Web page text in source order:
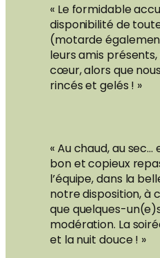
« Le formidable
disponibilité de
(motarde
leurs amis
cœur, alors que
rincés et gelés ! »
« Au chaud, au
bon et copieux
l’équipe, dans la
notre disposition, à
que quelques-
modération. La
et la nuit douce ! »